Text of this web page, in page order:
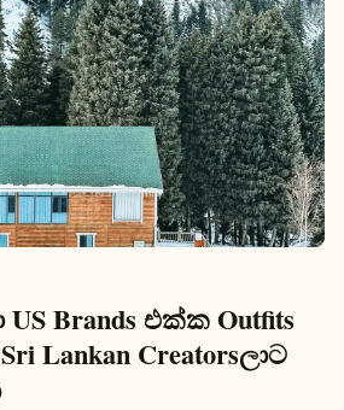
Brands එක්ක Outfits
Lankan Creatorsලාට